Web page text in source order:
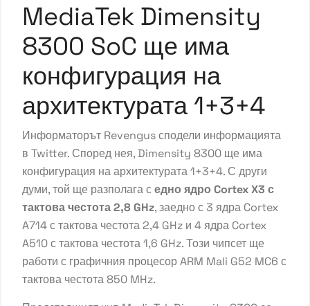
MediaTek Dimensity
8300 SoC ще има
конфигурация на
архитектурата 1+3+4
Информаторът Revengus сподели информацията
в Twitter. Според нея, Dimensity 8300 ще има
конфигурация на архитектурата 1+3+4. С други
думи, той ще разполага седно ядро ​​Cortex X3 с
тактова честота 2,8 GHz, заедно с 3 ядра Cortex
A714 с тактова честота 2,4 GHz и 4 ядра Cortex
A510 с тактова честота 1,6 GHz. Този чипсет ще
работи с графичния процесор ARM Mali G52 MC6 с
тактова честота 850 MHz.